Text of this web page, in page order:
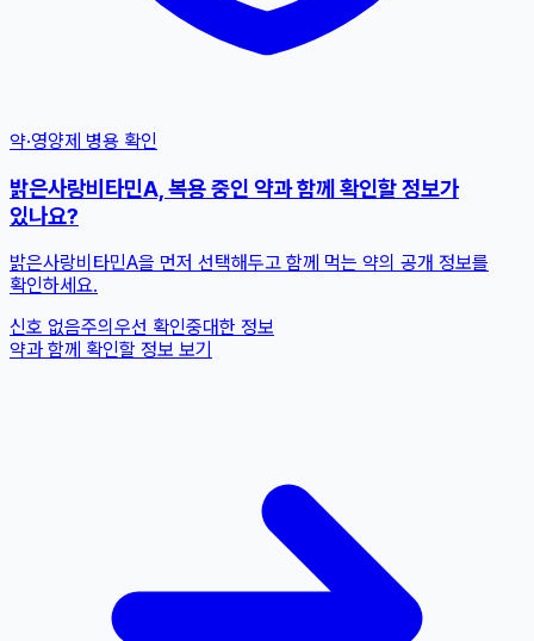
약·영양제 병용 확인
밝은사랑비타민A, 복용 중인 약과 함께 확인할 정보가
있나요?
밝은사랑비타민A을 먼저 선택해두고 함께 먹는 약의 공개 정보를
확인하세요.
신호 없음주의 우선 확인중대한 정보
약과 함께 확인할 정보 보기